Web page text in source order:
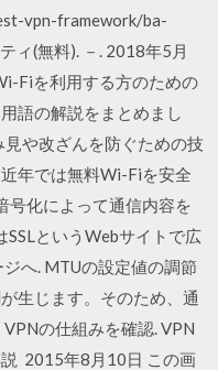
vpn-framework/ba-
ィ(無料). －. 2018年5月
Fiを利用する方のための
語の解説をまとめまし
や改ざんを防ぐための技
年では無料Wi-Fiを安全
号化によって通信内容を
というWebサイトで広
へ. MTUの設定値の調節
生じます。そのため、通
の仕組みを確認. VPN
2015年8月10日 この画